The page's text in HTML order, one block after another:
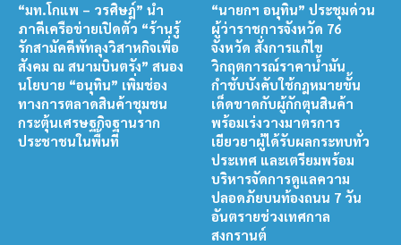
“มท.โกแพ – วรศิษฎ์” นำ
ภาคีเครือข่ายเปิดตัว “ร้านรู้
รักสามัคคีพัทลุงวิสาหกิจเพื่อ
สังคม ณ สนามบินตรัง” สนอง
นโยบาย “อนุทิน” เพิ่มช่อง
ทางการตลาดสินค้าชุมชน
กระตุ้นเศรษฐกิจฐานราก
ประชาชนในพื้นที่
“นายกฯ อนุทิน” ประชุมด่วน
ผู้ว่าราชการจังหวัด 76
จังหวัด สั่งการแก้ไข
วิกฤตการณ์ราคาน้ำมัน
กำชับบังคับใช้กฎหมายขั้น
เด็ดขาดกับผู้กักตุนสินค้า
พร้อมเร่งวางมาตรการ
เยียวยาผู้ได้รับผลกระทบทั่ว
ประเทศ และเตรียมพร้อม
บริหารจัดการดูแลความ
ปลอดภัยบนท้องถนน 7 วัน
อันตรายช่วงเทศกาล
สงกรานต์